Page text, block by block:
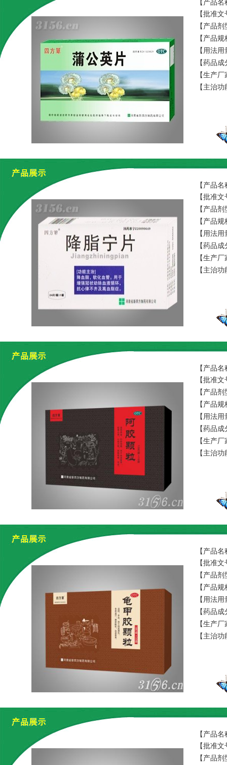
【产品
【批准
【产品
【产品
【用法
【药品
【生产
【主治
【产品
【批准
【产品
【产品
【用法
【药品
【生产
【主治
【产品
【批准
【产品
【产品
【用法
【药品
【生产
【主治
【产品
【批准
【产品
【产品
【用法
【药品
【生产
【主治
【产品
【批准
【产品